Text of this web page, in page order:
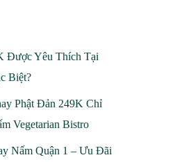
Được Yêu Thích Tại
Biệt?
Phật Đản 249K Chỉ
Vegetarian Bistro
Nấm Quận 1 – Ưu Đãi